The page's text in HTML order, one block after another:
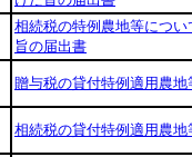
相続税の特例農地等につ
旨の届出書
贈与税の貸付特例適用農
相続税の貸付特例適用農